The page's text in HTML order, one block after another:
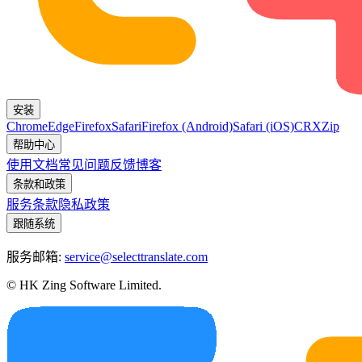
安装
ChromeEdgeFirefoxSafariFirefox (Android)Safari (iOS)CRXZip
帮助中心
使用文档常见问题反馈博客
条款和政策
服务条款隐私政策
跟随系统
服务邮箱: service@selecttranslate.com
© HK Zing Software Limited.